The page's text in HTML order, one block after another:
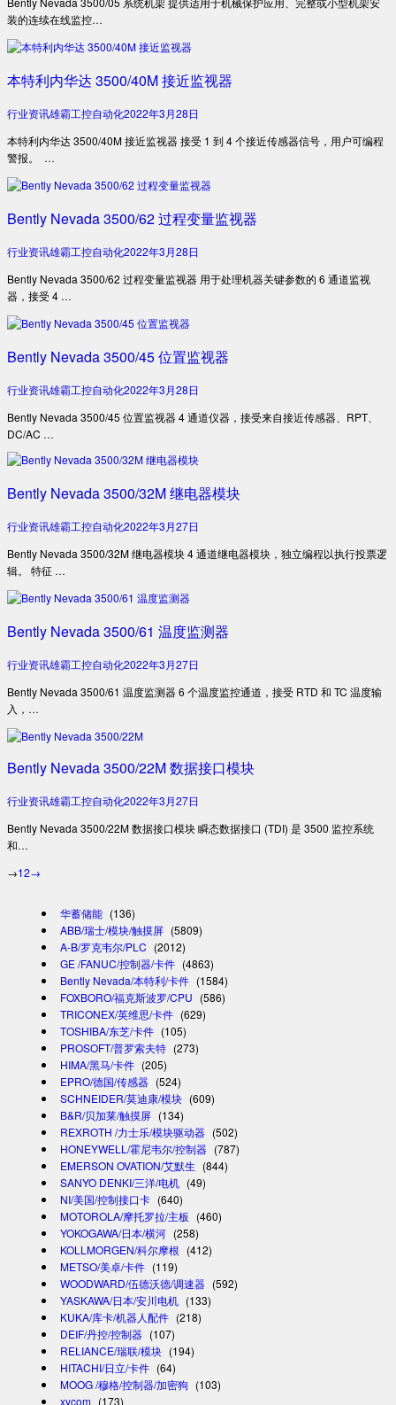
装的连续在线监控…
本特利内华达 3500/40M 接近监视器
行业资讯雄霸工控自动化2022年3月28日
本特利内华达 3500/40M 接近监视器 接受 1 到 4 个接近传感器信号，用户可编程
警报。 …
Bently Nevada 3500/62 过程变量监视器
行业资讯雄霸工控自动化2022年3月28日
Bently Nevada 3500/62 过程变量监视器 用于处理机器关键参数的 6 通道监视
器，接受 4 …
Bently Nevada 3500/45 位置监视器
行业资讯雄霸工控自动化2022年3月28日
Bently Nevada 3500/45 位置监视器 4 通道仪器，接受来自接近传感器、RPT、
DC/AC …
Bently Nevada 3500/32M 继电器模块
行业资讯雄霸工控自动化2022年3月27日
Bently Nevada 3500/32M 继电器模块 4 通道继电器模块，独立编程以执行投票逻
辑。 特征 …
Bently Nevada 3500/61 温度监测器
行业资讯雄霸工控自动化2022年3月27日
Bently Nevada 3500/61 温度监测器 6 个温度监控通道，接受 RTD 和 TC 温度输
入，…
Bently Nevada 3500/22M 数据接口模块
行业资讯雄霸工控自动化2022年3月27日
Bently Nevada 3500/22M 数据接口模块 瞬态数据接口 (TDI) 是 3500 监控系统
和…
→12→
华蓄储能 (136)
ABB/瑞士/模块/触摸屏 (5809)
A-B/罗克韦尔/PLC (2012)
GE /FANUC/控制器/卡件 (4863)
Bently Nevada/本特利/卡件 (1584)
FOXBORO/福克斯波罗/CPU (586)
TRICONEX/英维思/卡件 (629)
TOSHIBA/东芝/卡件 (105)
PROSOFT/普罗索夫特 (273)
HIMA/黑马/卡件 (205)
EPRO/德国/传感器 (524)
SCHNEIDER/莫迪康/模块 (609)
B&R/贝加莱/触摸屏 (134)
REXROTH /力士乐/模块驱动器 (502)
HONEYWELL/霍尼韦尔/控制器 (787)
EMERSON OVATION/艾默生 (844)
SANYO DENKI/三洋/电机 (49)
NI/美国/控制接口卡 (640)
MOTOROLA/摩托罗拉/主板 (460)
YOKOGAWA/日本/横河 (258)
KOLLMORGEN/科尔摩根 (412)
METSO/美卓/卡件 (119)
WOODWARD/伍德沃德/调速器 (592)
YASKAWA/日本/安川电机 (133)
KUKA/库卡/机器人配件 (218)
DEIF/丹控/控制器 (107)
RELIANCE/瑞联/模块 (194)
HITACHI/日立/卡件 (64)
MOOG /穆格/控制器/加密狗 (103)
xycom (173)